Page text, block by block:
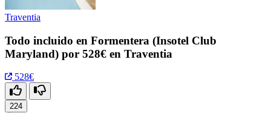
Traventia
Todo incluido en Formentera (Insotel Club
Maryland) por 528€ en Traventia
528€
224